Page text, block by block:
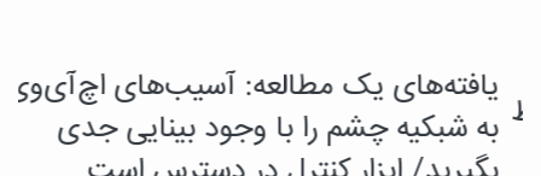
یافته‌های یک مطالعه: آسیب‌های اچ‌آی‌وی
به شبکیه چشم را با وجود بینایی جدی